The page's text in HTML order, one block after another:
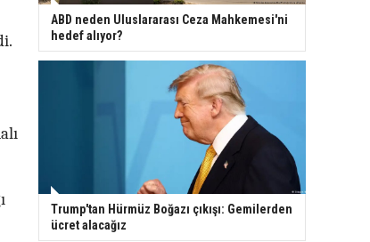
ABD neden Uluslararası Ceza Mahkemesi'ni
hedef alıyor?
Trump'tan Hürmüz Boğazı çıkışı: Gemilerden
ücret alacağız